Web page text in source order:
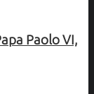
Paolo VI,